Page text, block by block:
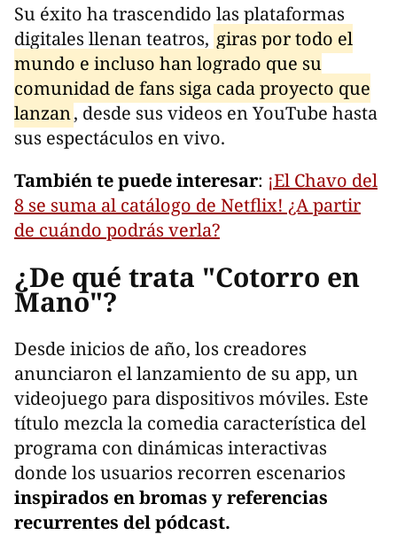
Su éxito ha trascendido las plataformas
digitales llenan teatros, giras por todo el
mundo e incluso han logrado que su
comunidad de fans siga cada proyecto que
lanzan, desde sus videos en YouTube hasta
sus espectáculos en vivo.
También te puede interesar: ¡El Chavo del
8 se suma al catálogo de Netflix! ¿A partir
de cuándo podrás verla?
¿De qué trata "Cotorro en
Mano"?
Desde inicios de año, los creadores
anunciaron el lanzamiento de su app, un
videojuego para dispositivos móviles. Este
título mezcla la comedia característica del
programa con dinámicas interactivas
donde los usuarios recorren escenarios
inspirados en bromas y referencias
recurrentes del pódcast.